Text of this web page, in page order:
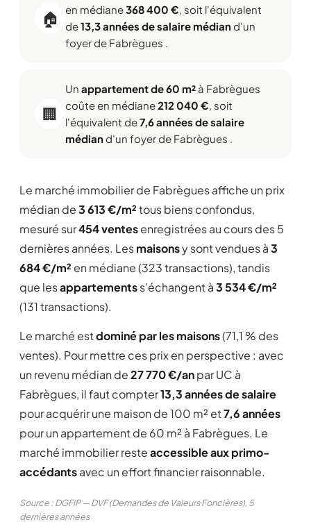
🏠
en médiane368 400 €, soit l'équivalent
de13,3 années de salaire médiand'un
foyer de Fabrègues .
🏢
Un appartement de 60 m² à Fabrègues
coûte en médiane212 040 €, soit
l'équivalent de7,6 années de salaire
médiand'un foyer de Fabrègues .
Le marché immobilier de Fabrègues affiche un prix
médian de3 613 €/m²tous biens confondus,
mesuré sur454 ventesenregistrées au cours des 5
dernières années. Lesmaisonsy sont vendues à3
684 €/m² en médiane (323 transactions), tandis
que lesappartementss'échangent à3 534 €/m²
(131 transactions).
Le marché estdominé par les maisons(71,1 % des
ventes). Pour mettre ces prix en perspective : avec
un revenu médian de27 770 €/anpar UC à
Fabrègues, il faut compter13,3 années de salaire
pour acquérir une maison de 100 m² et7,6 années
pour un appartement de 60 m² à Fabrègues. Le
marché immobilier resteaccessible aux primo-
accédantsavec un effort financier raisonnable.
Source : DGFiP — DVF (Demandes de Valeurs Foncières), 5
dernières années